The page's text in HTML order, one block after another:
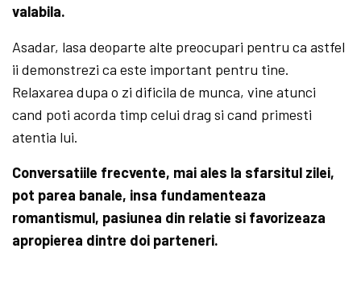
valabila.
Asadar, lasa deoparte alte preocupari pentru ca astfel
ii demonstrezi ca este important pentru tine.
Relaxarea dupa o zi dificila de munca, vine atunci
cand poti acorda timp celui drag si cand primesti
atentia lui.
Conversatiile frecvente, mai ales la sfarsitul zilei,
pot parea banale, insa fundamenteaza
romantismul, pasiunea din relatie si favorizeaza
apropierea dintre doi parteneri.